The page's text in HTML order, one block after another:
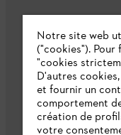
Notre site web
("cookies").
"cookies
D'autres
et fournir un
comportement
création de
votre